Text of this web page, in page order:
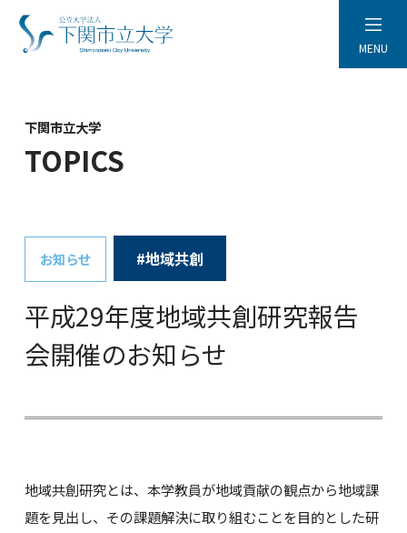
MENU
下関市立大学
TOPICS
お知らせ #地域共創
平成29年度地域共創研究報告
会開催のお知らせ
地域共創研究とは、本学教員が地域貢献の観点から地域課
題を見出し、その課題解決に取り組むことを目的とした研